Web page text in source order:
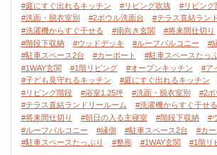
#庭にすぐ出れるキッチン
#リビング吹抜 #リビング
#洗面・脱衣室別
#2ボウル洗面台
#テラス直結ラン
#洗濯機からすぐ干せる
#南向き玄関 #将来間仕切り
#階段下収納
#ウッドデッキ #ルーフバルコニー
#
#駐車スペース2台
#カーポート #駐車スペースたっ
#1WAY玄関
#1階リビング #オープンキッチン
#ア
#子ども見守れるキッチン
#庭にすぐ出れるキッチン
#リビング階段
#浴室1.25坪 #洗面・脱衣室別
#2ボ
#テラス直結ランドリールーム
#洗濯機からすぐ干せる
#将来間仕切り
#朝日の入る主寝室 #階段下収納
#
#ルーフバルコニー
#縁側 #駐車スペース2台
#カ
#駐車スペースたっぷり
#整形 #1WAY玄関 #1階リ